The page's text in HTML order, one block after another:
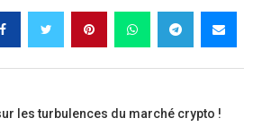
les turbulences du marché crypto !